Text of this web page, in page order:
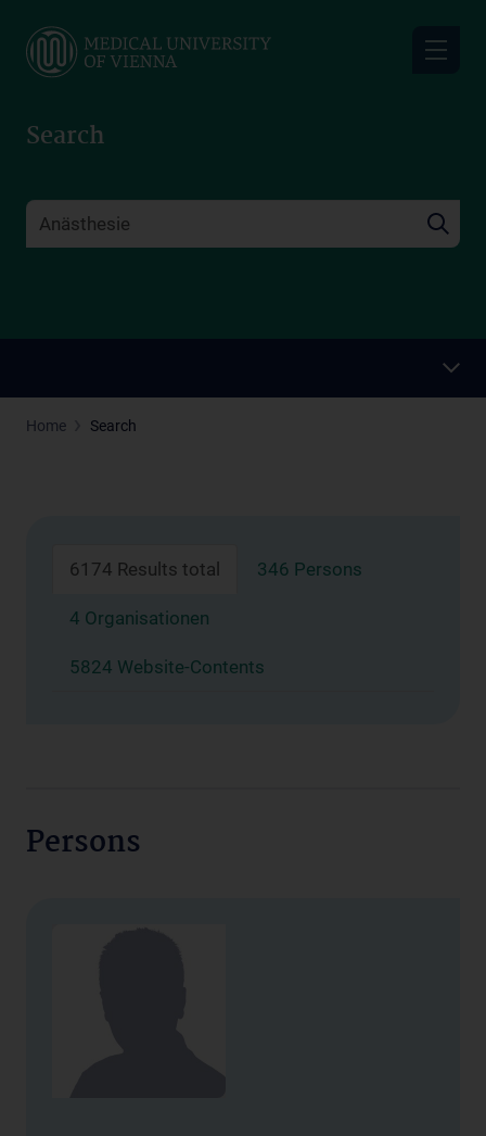
main
Search
Home Search
6174 Results total 346 Persons
4 Organisationen
5824 Website-Contents
Persons